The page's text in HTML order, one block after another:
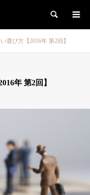
検索
選び方【2016年 第2回】
年 第2回】